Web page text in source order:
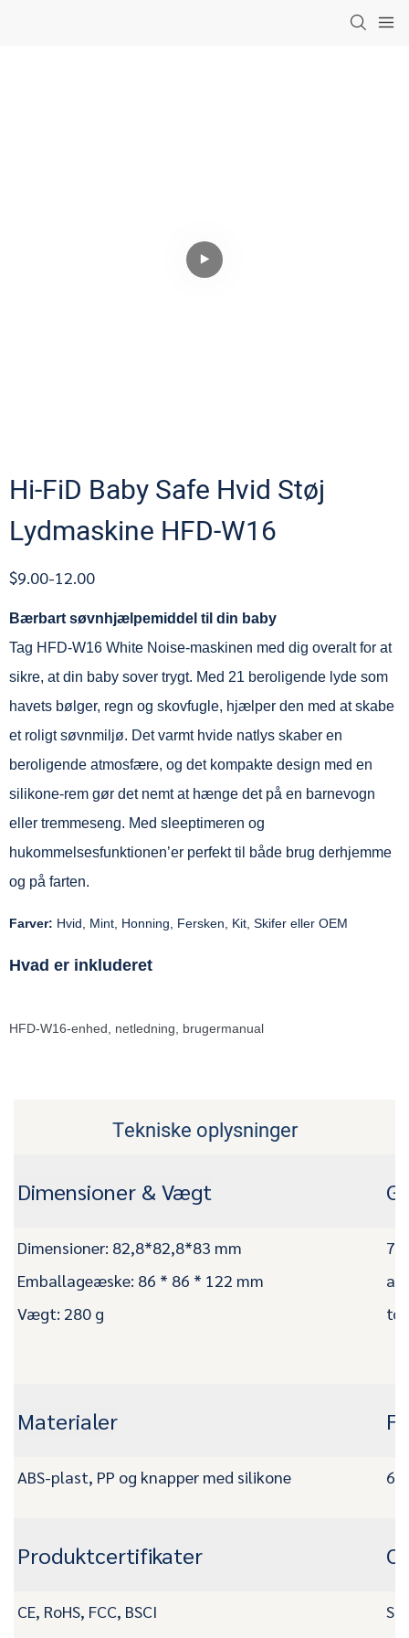
Hi-FiD Baby Safe Hvid Støj
Lydmaskine HFD-W16
$9.00-12.00
Bærbart søvnhjælpemiddel til din baby
Tag HFD-W16 White Noise-maskinen med dig overalt for at
sikre, at din baby sover trygt. Med 21 beroligende lyde som
havets bølger, regn og skovfugle, hjælper den med at skabe
et roligt søvnmiljø. Det varmt hvide natlys skaber en
beroligende atmosfære, og det kompakte design med en
silikone-rem gør det nemt at hænge det på en barnevogn
eller tremmeseng. Med sleeptimeren og
hukommelsesfunktionen’er perfekt til både brug derhjemme
og på farten.
Farver: Hvid, Mint, Honning, Fersken, Kit, Skifer eller OEM
Hvad er inkluderet
HFD-W16-enhed, netledning, brugermanual
Tekniske oplysninger
Dimensioner & Vægt
Dimensioner: 82,8*82,8*83 mm
Emballageæske: 86 * 86 * 122 mm
Vægt: 280 g
af
Materialer
ABS-plast, PP og knapper med silikone
Produktcertifikater
CE, RoHS, FCC, BSCI